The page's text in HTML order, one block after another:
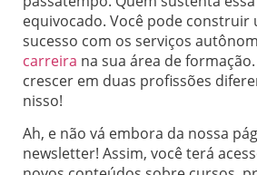
equivocado. Você pode construir
sucesso com os serviços
carreira na sua área de
crescer em duas profissões
nisso!
Ah, e não vá embora da nossa
newsletter! Assim, você terá